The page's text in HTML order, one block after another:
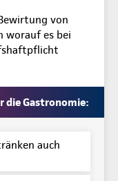
von
worauf es bei
die Gastronomie:
auch